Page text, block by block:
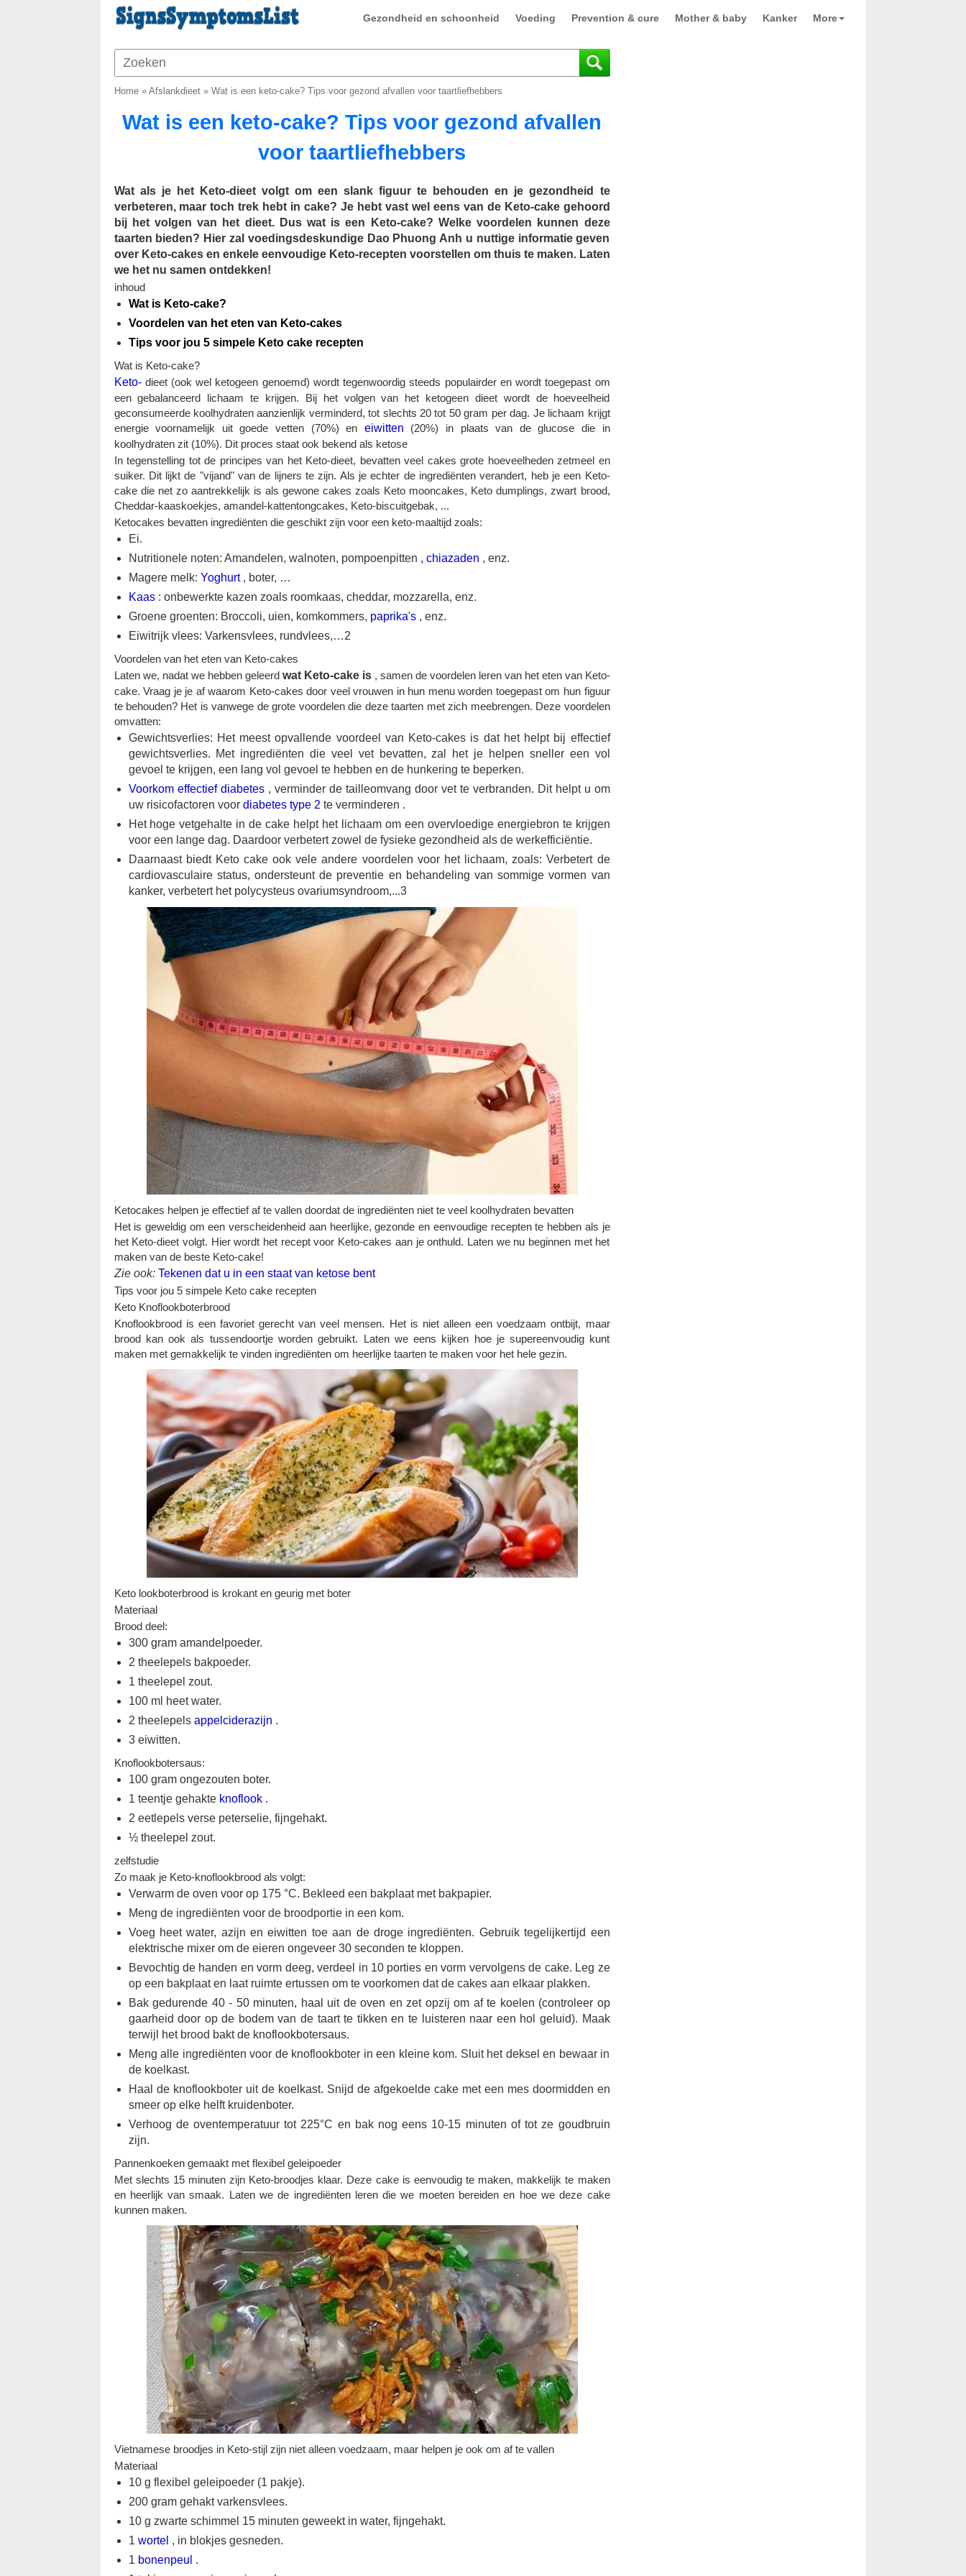
Gezondheid en schoonheid Voeding Prevention & cure Mother & baby Kanker More
Home» Afslankdieet» Wat is een keto-cake? Tips voor gezond afvallen voor taartliefhebbers
Wat is een keto-cake? Tips voor gezond afvallen
voor taartliefhebbers
Wat als je het Keto-dieet volgt om een ​​slank figuur te behouden en je gezondheid te
verbeteren, maar toch trek hebt in cake? Je hebt vast wel eens van de Keto-cake gehoord
bij het volgen van het dieet. Dus wat is een Keto-cake? Welke voordelen kunnen deze
taarten bieden? Hier zal voedingsdeskundige Dao Phuong Anh u nuttige informatie geven
over Keto-cakes en enkele eenvoudige Keto-recepten voorstellen om thuis te maken. Laten
we het nu samen ontdekken!
inhoud
Wat is Keto-cake?
Voordelen van het eten van Keto-cakes
Tips voor jou 5 simpele Keto cake recepten
Wat is Keto-cake?
Keto-dieet (ook wel ketogeen genoemd) wordt tegenwoordig steeds populairder en wordt toegepast om
een ​​gebalanceerd lichaam te krijgen. Bij het volgen van het ketogeen dieet wordt de hoeveelheid
geconsumeerde koolhydraten aanzienlijk verminderd, tot slechts 20 tot 50 gram per dag. Je lichaam krijgt
energie voornamelijk uit goede vetten (70%) en eiwitten (20%) in plaats van de glucose die in
koolhydraten zit (10%). Dit proces staat ook bekend als ketose
In tegenstelling tot de principes van het Keto-dieet, bevatten veel cakes grote hoeveelheden zetmeel en
suiker. Dit lijkt de "vijand" van de lijners te zijn. Als je echter de ingrediënten verandert, heb je een Keto-
cake die net zo aantrekkelijk is als gewone cakes zoals Keto mooncakes, Keto dumplings, zwart brood,
Cheddar-kaaskoekjes, amandel-kattentongcakes, Keto-biscuitgebak, ...
Ketocakes bevatten ingrediënten die geschikt zijn voor een keto-maaltijd zoals:
Ei.
Nutritionele noten: Amandelen, walnoten, pompoenpitten , chiazaden , enz.
Magere melk: Yoghurt, boter, …
Kaas: onbewerkte kazen zoals roomkaas, cheddar, mozzarella, enz.
Groene groenten: Broccoli, uien, komkommers, paprika's, enz.
Eiwitrijk vlees: Varkensvlees, rundvlees,…2
Voordelen van het eten van Keto-cakes
Laten we, nadat we hebben geleerd wat Keto-cake is, samen de voordelen leren van het eten van Keto-
cake. Vraag je je af waarom Keto-cakes door veel vrouwen in hun menu worden toegepast om hun figuur
te behouden? Het is vanwege de grote voordelen die deze taarten met zich meebrengen. Deze voordelen
omvatten:
Gewichtsverlies: Het meest opvallende voordeel van Keto-cakes is dat het helpt bij effectief
gewichtsverlies. Met ingrediënten die veel vet bevatten, zal het je helpen sneller een vol
gevoel te krijgen, een lang vol gevoel te hebben en de hunkering te beperken.
Voorkom effectief diabetes, verminder de tailleomvang door vet te verbranden. Dit helpt u om
uw risicofactoren voor diabetes type 2 te verminderen .
Het hoge vetgehalte in de cake helpt het lichaam om een ​​overvloedige energiebron te krijgen
voor een lange dag. Daardoor verbetert zowel de fysieke gezondheid als de werkefficiëntie.
Daarnaast biedt Keto cake ook vele andere voordelen voor het lichaam, zoals: Verbetert de
cardiovasculaire status, ondersteunt de preventie en behandeling van sommige vormen van
kanker, verbetert het polycysteus ovariumsyndroom,...3
Ketocakes helpen je effectief af te vallen doordat de ingrediënten niet te veel koolhydraten bevatten
Het is geweldig om een ​​verscheidenheid aan heerlijke, gezonde en eenvoudige recepten te hebben als je
het Keto-dieet volgt. Hier wordt het recept voor Keto-cakes aan je onthuld. Laten we nu beginnen met het
maken van de beste Keto-cake!
Zie ook: Tekenen dat u in een staat van ketose bent
Tips voor jou 5 simpele Keto cake recepten
Keto Knoflookboterbrood
Knoflookbrood is een favoriet gerecht van veel mensen. Het is niet alleen een voedzaam ontbijt, maar
brood kan ook als tussendoortje worden gebruikt. Laten we eens kijken hoe je supereenvoudig kunt
maken met gemakkelijk te vinden ingrediënten om heerlijke taarten te maken voor het hele gezin.
Keto lookboterbrood is krokant en geurig met boter
Materiaal
Brood deel:
300 gram amandelpoeder.
2 theelepels bakpoeder.
1 theelepel zout.
100 ml heet water.
2 theelepels appelciderazijn .
3 eiwitten.
Knoflookbotersaus:
100 gram ongezouten boter.
1 teentje gehakte knoflook .
2 eetlepels verse peterselie, fijngehakt.
½ theelepel zout.
zelfstudie
Zo maak je Keto-knoflookbrood als volgt:
Verwarm de oven voor op 175 °C. Bekleed een bakplaat met bakpapier.
Meng de ingrediënten voor de broodportie in een kom.
Voeg heet water, azijn en eiwitten toe aan de droge ingrediënten. Gebruik tegelijkertijd een
elektrische mixer om de eieren ongeveer 30 seconden te kloppen.
Bevochtig de handen en vorm deeg, verdeel in 10 porties en vorm vervolgens de cake. Leg ze
op een bakplaat en laat ruimte ertussen om te voorkomen dat de cakes aan elkaar plakken.
Bak gedurende 40 - 50 minuten, haal uit de oven en zet opzij om af te koelen (controleer op
gaarheid door op de bodem van de taart te tikken en te luisteren naar een hol geluid). Maak
terwijl het brood bakt de knoflookbotersaus.
Meng alle ingrediënten voor de knoflookboter in een kleine kom. Sluit het deksel en bewaar in
de koelkast.
Haal de knoflookboter uit de koelkast. Snijd de afgekoelde cake met een mes doormidden en
smeer op elke helft kruidenboter.
Verhoog de oventemperatuur tot 225°C en bak nog eens 10-15 minuten of tot ze goudbruin
zijn.
Pannenkoeken gemaakt met flexibel geleipoeder
Met slechts 15 minuten zijn Keto-broodjes klaar. Deze cake is eenvoudig te maken, makkelijk te maken
en heerlijk van smaak. Laten we de ingrediënten leren die we moeten bereiden en hoe we deze cake
kunnen maken.
Vietnamese broodjes in Keto-stijl zijn niet alleen voedzaam, maar helpen je ook om af te vallen
Materiaal
10 g flexibel geleipoeder (1 pakje).
200 gram gehakt varkensvlees.
10 g zwarte schimmel 15 minuten geweekt in water, fijngehakt.
1 wortel , in blokjes gesneden.
1 bonenpeul .